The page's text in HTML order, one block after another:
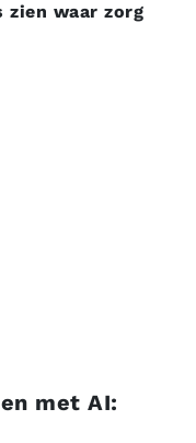
zien waar zorg
met AI: